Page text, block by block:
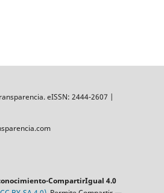
eISSN: 2444-2607 |
CompartirIgual 4.0